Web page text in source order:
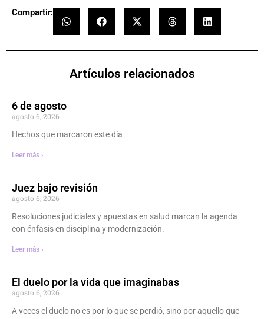
Compartir:
Artículos relacionados
6 de agosto
agosto 6, 2026
Hechos que marcaron este día
Leer más ›
Juez bajo revisión
agosto 6, 2026
Resoluciones judiciales y apuestas en salud marcan la agenda
con énfasis en disciplina y modernización.
Leer más ›
El duelo por la vida que imaginabas
agosto 6, 2026
A veces el duelo no es por lo que se perdió, sino por aquello que